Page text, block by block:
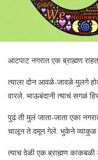
आटपाट नगरात एक ब्राह्मण राहत
त्याला दोन आवळे-जावळे मुलगे
वारले. भाऊबंदानी त्याचं सगळं
पुढं ती मुलं जाता-जाता एका
चालून ते दमून गेले. भुकेने व्याकुळ
त्याच वेळी एक ब्राह्मण काकबळी